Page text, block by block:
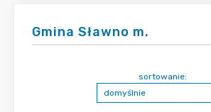
Gmina Sławno m.
sortowanie: